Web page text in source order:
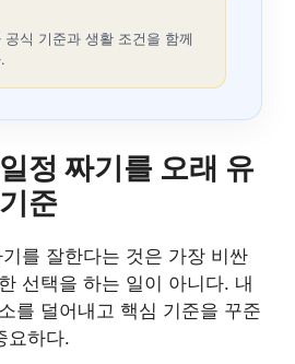
식 기준과 생활 조건을 함께
정 짜기를 오래 유
준
를 잘한다는 것은 가장 비싼
선택을 하는 일이 아니다. 내
를 덜어내고 핵심 기준을 꾸준
요하다.